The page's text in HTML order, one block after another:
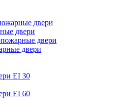
двери
двери
двери
двери
EI 30
EI 60